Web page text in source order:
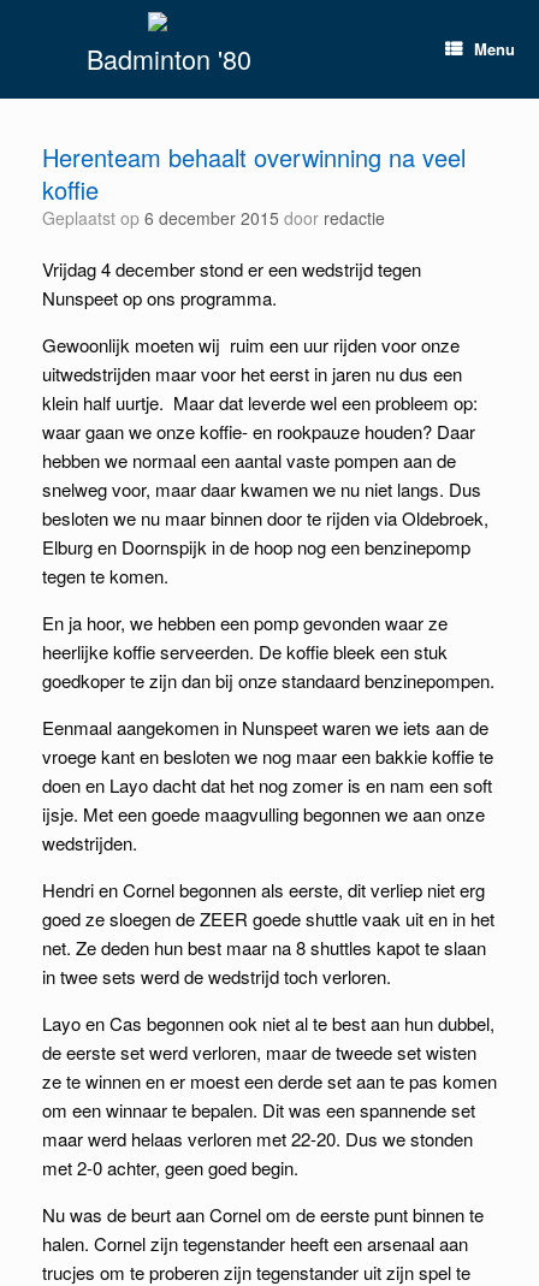
Badminton '80 Menu
Herenteam behaalt overwinning na veel
koffie
Geplaatst op 6 december 2015 door redactie
Vrijdag 4 december stond er een wedstrijd tegen
Nunspeet op ons programma.
Gewoonlijk moeten wij ruim een uur rijden voor onze
uitwedstrijden maar voor het eerst in jaren nu dus een
klein half uurtje. Maar dat leverde wel een probleem op:
waar gaan we onze koffie- en rookpauze houden? Daar
hebben we normaal een aantal vaste pompen aan de
snelweg voor, maar daar kwamen we nu niet langs. Dus
besloten we nu maar binnen door te rijden via Oldebroek,
Elburg en Doornspijk in de hoop nog een benzinepomp
tegen te komen.
En ja hoor, we hebben een pomp gevonden waar ze
heerlijke koffie serveerden. De koffie bleek een stuk
goedkoper te zijn dan bij onze standaard benzinepompen.
Eenmaal aangekomen in Nunspeet waren we iets aan de
vroege kant en besloten we nog maar een bakkie koffie te
doen en Layo dacht dat het nog zomer is en nam een soft
ijsje. Met een goede maagvulling begonnen we aan onze
wedstrijden.
Hendri en Cornel begonnen als eerste, dit verliep niet erg
goed ze sloegen de ZEER goede shuttle vaak uit en in het
net. Ze deden hun best maar na 8 shuttles kapot te slaan
in twee sets werd de wedstrijd toch verloren.
Layo en Cas begonnen ook niet al te best aan hun dubbel,
de eerste set werd verloren, maar de tweede set wisten
ze te winnen en er moest een derde set aan te pas komen
om een winnaar te bepalen. Dit was een spannende set
maar werd helaas verloren met 22-20. Dus we stonden
met 2-0 achter, geen goed begin.
Nu was de beurt aan Cornel om de eerste punt binnen te
halen. Cornel zijn tegenstander heeft een arsenaal aan
trucjes om te proberen zijn tegenstander uit zijn spel te